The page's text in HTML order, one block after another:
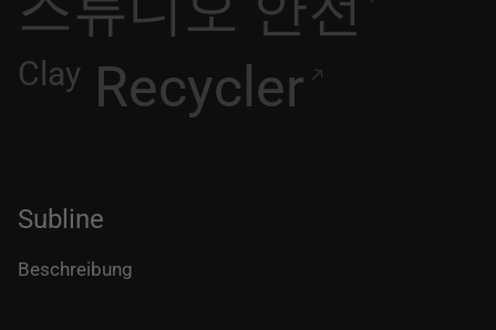
Clay Recycler
Subline
Beschreibung